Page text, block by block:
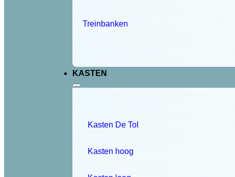
Treinbanken
KASTEN
Kasten De Tol
Kasten hoog